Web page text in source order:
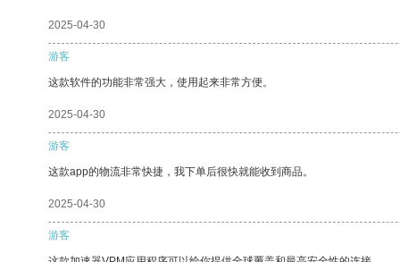
2025-04-30
游客
这款软件的功能非常强大，使用起来非常方便。
2025-04-30
游客
这款app的物流非常快捷，我下单后很快就能收到商品。
2025-04-30
游客